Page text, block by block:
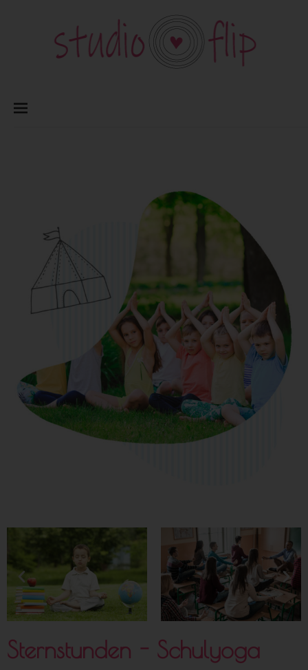
Sternstunden - Schulyoga